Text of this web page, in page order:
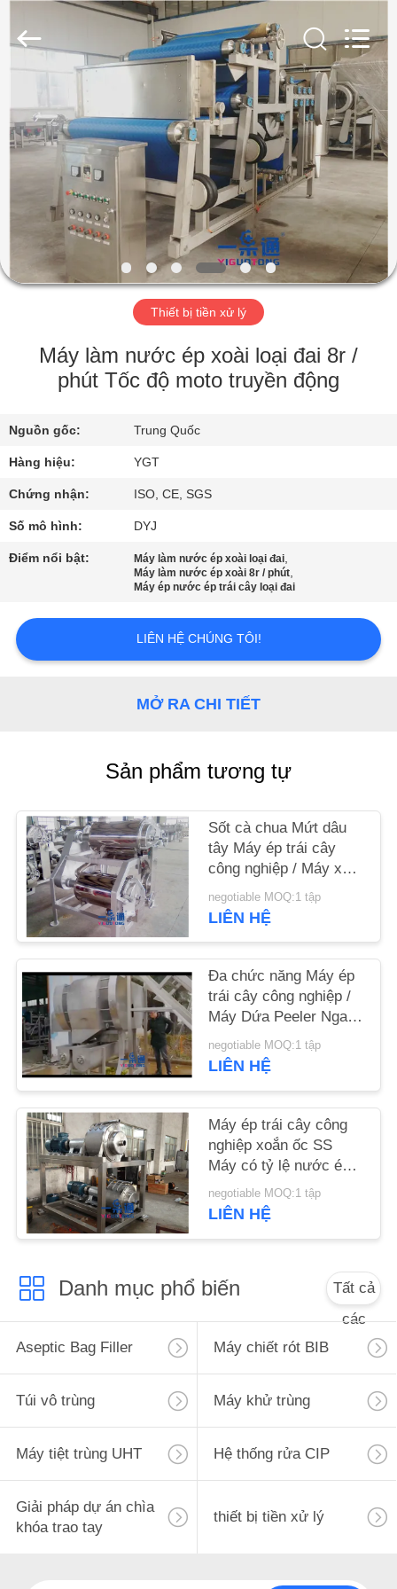
TRANG
CHỦ
CÁC
SẢN
PHẨM
VIDEO
HƯỚNG
VỀ
CHÚNG
TÔI
NHÀ
MÁY
LƯỢNG
LIÊN
HỆ
CHÚNG
TÔI
TIN
TỨC
CÁC
TRƯỜNG
HỢP
SƠ
ĐỒ
WEB
PRIVACY
POLICY
CO.,LTD.
Thiết bị tiền xử lý
Máy làm nước ép xoài loại đai 8r /
phút Tốc độ moto truyền động
Nguồn gốc: Trung Quốc
Hàng hiệu: YGT
Chứng nhận: ISO, CE, SGS
Số mô hình: DYJ
Điểm nổi bật: Máy làm nước ép xoài loại đai,
Máy làm nước ép xoài 8r / phút,
Máy ép nước ép trái cây loại đai
LIÊN HỆ CHÚNG TÔI!
MỞ RA CHI TIẾT
Sản phẩm tương tự
Sốt cà chua Mứt dâu
tây Máy ép trái cây
công nghiệp / Máy xay
bột táo
negotiable MOQ:1 tập
LIÊN HỆ
Đa chức năng Máy ép
trái cây công nghiệp /
Máy Dứa Peeler Ngang
dao cố định
negotiable MOQ:1 tập
LIÊN HỆ
Máy ép trái cây công
nghiệp xoắn ốc SS
Máy có tỷ lệ nước ép
cao cho cà chua / gừng
negotiable MOQ:1 tập
LIÊN HỆ
Danh mục phổ biến
Tất cả
các
Aseptic Bag Filler
Máy chiết rót BIB
Túi vô trùng Máy khử trùng
Máy tiệt trùng UHT Hệ thống rửa CIP
Giải pháp dự án chìa
khóa trao tay
thiết bị tiền xử lý